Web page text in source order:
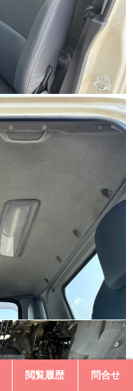
閲覧履歴 問合せ